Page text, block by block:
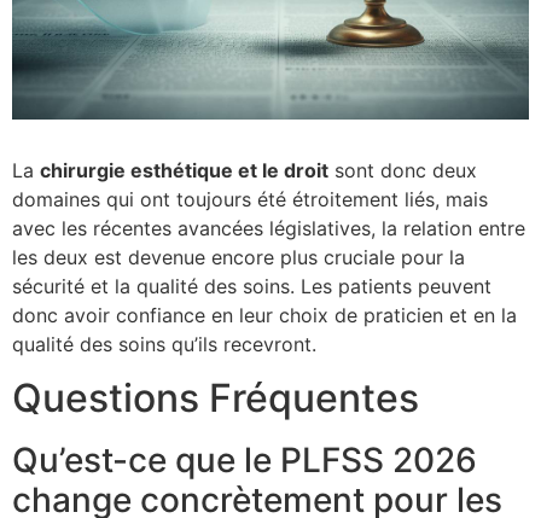
La chirurgie esthétique et le droit sont donc deux
domaines qui ont toujours été étroitement liés, mais
avec les récentes avancées législatives, la relation entre
les deux est devenue encore plus cruciale pour la
sécurité et la qualité des soins. Les patients peuvent
donc avoir confiance en leur choix de praticien et en la
qualité des soins qu’ils recevront.
Questions Fréquentes
Qu’est-ce que le PLFSS 2026
change concrètement pour les